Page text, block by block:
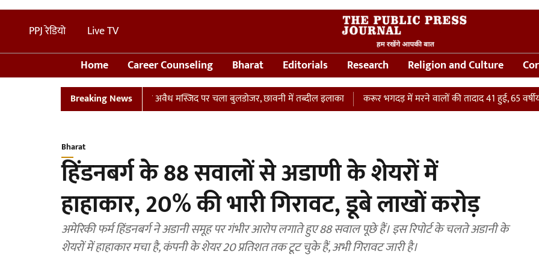
PPJ रेडियो Live TV
Home Career Counseling Bharat Editorials Research Religion and Culture
Breaking News
UP: संभल में तालाब पर बनी अवैध मस्जिद पर चला बुलडोजर, छावनी में तब्दील इलाका करूर भगदड़ में मरने वालों की तादाद 41 हुई, 65 वर्षीय महिला
Bharat
हिंडनबर्ग के 88 सवालों से अडाणी के शेयरों में
हाहाकार, 20% की भारी गिरावट, डूबे लाखों करोड़
अमेरिकी फर्म हिंडनबर्ग ने अडानी समूह पर गंभीर आरोप लगाते हुए 88 सवाल पूछे हैं। इस रिपोर्ट के चलते अडानी के
शेयरों में हाहाकार मचा है, कंपनी के शेयर 20 प्रतिशत तक टूट चुके हैं, अभी गिरावट जारी है।